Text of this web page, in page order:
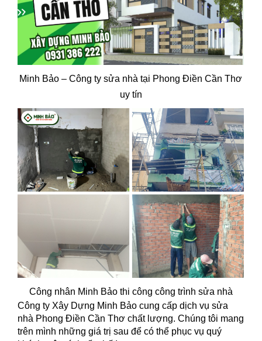
Minh Bảo – Công ty sửa nhà tại Phong Điền Cần Thơ
uy tín
Công nhân Minh Bảo thi công công trình sửa nhà
Công ty Xây Dựng Minh Bảo cung cấp dịch vụ sửa
nhà Phong Điền Cần Thơ chất lượng. Chúng tôi mang
trên mình những giá trị sau để có thể phục vụ quý